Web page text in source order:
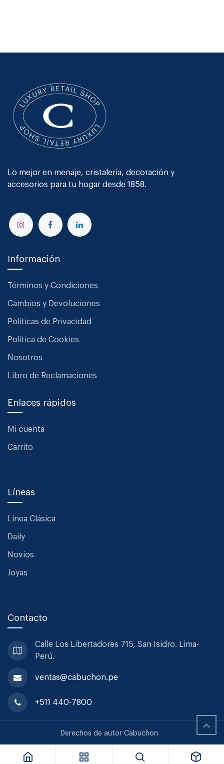
Lo mejor en menaje, cristalería, decoración y
accesorios para tu hogar desde 1858.
Información
Términos y Condiciones
Cambios y Devoluciones
Políticas de Privacidad
Política de Cookies
Nosotros
Libro de Reclamaciones
Enlaces rápidos
Mi cuenta
Carrito
Líneas
Línea Clásica
Daily
Novios
Joyas
Contacto
Calle Los Libertadores 715, San Isidro. Lima-
Perú.
ventas@cabuchon.pe
+511 440-7800
Derechos de autor Cabuchon